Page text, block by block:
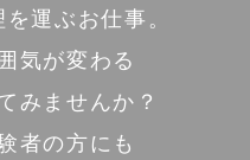
運ぶお仕事。
気が変わる
みませんか？
者の方にも